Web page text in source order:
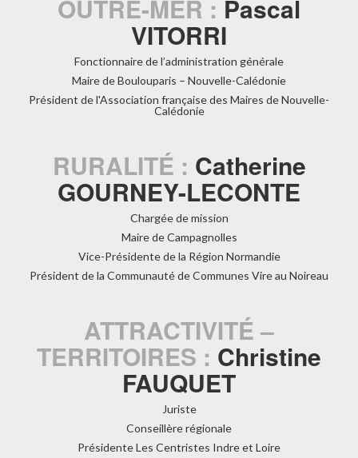
OUTRE-MER : Pascal
VITORRI
Fonctionnaire de l’administration générale
Maire de Boulouparis – Nouvelle-Calédonie
Président de l'Association française des Maires de Nouvelle-
Calédonie
RURALITÉ : Catherine
GOURNEY-LECONTE
Chargée de mission
Maire de Campagnolles
Vice-Présidente de la Région Normandie
Président de la Communauté de Communes Vire au Noireau
ATTRACTIVITÉ –
TERRITOIRES : Christine
FAUQUET
Juriste
Conseillère régionale
Présidente Les Centristes Indre et Loire